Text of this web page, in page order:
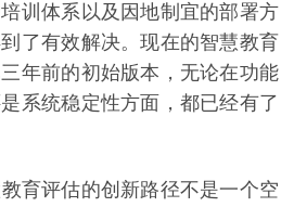
训体系以及因地制宜的部署方
了有效解决。现在的智慧教育
年前的初始版本，无论在功能
系统稳定性方面，都已经有了
评估的创新路径不是一个空